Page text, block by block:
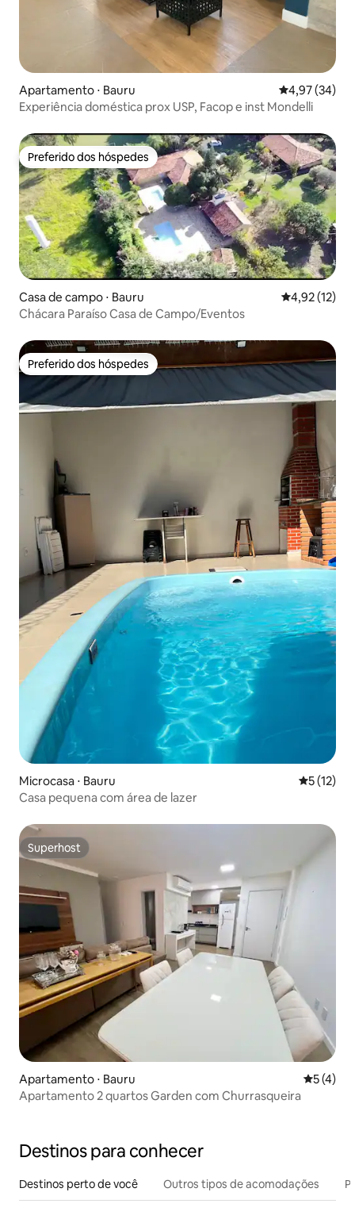
Apartamento ⋅ Bauru 4,97 de uma
4,97 (34)
Experiência doméstica prox USP, Facop e inst Mondelli
Preferido dos hóspedes
Preferido dos hóspedes
Casa de campo ⋅ Bauru 4,92 de uma
4,92 (12)
Chácara Paraíso Casa de Campo/Eventos
Preferido dos hóspedes
Preferido dos hóspedes
Microcasa ⋅ Bauru 5 de uma
5 (12)
Casa pequena com área de lazer
Superhost
Superhost
Apartamento ⋅ Bauru 5 de
5 (4)
Apartamento 2 quartos Garden com Churrasqueira
Destinos para conhecer
Destinos perto de você Outros tipos de acomodações